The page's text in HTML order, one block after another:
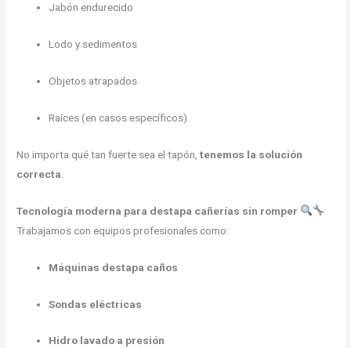
Jabón endurecido
Lodo y sedimentos
Objetos atrapados
Raíces (en casos específicos)
No importa qué tan fuerte sea el tapón,tenemos la solución
correcta
Tecnología moderna para destapa cañerías sin romper
Trabajamos con equipos profesionales como:
Máquinas destapa caños
Sondas eléctricas
Hidro lavado a presión